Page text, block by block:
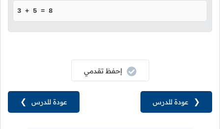
3 + 5 = 8
عودة للدرس ❯
إحفظ تقدمي
❮ عودة للدرس